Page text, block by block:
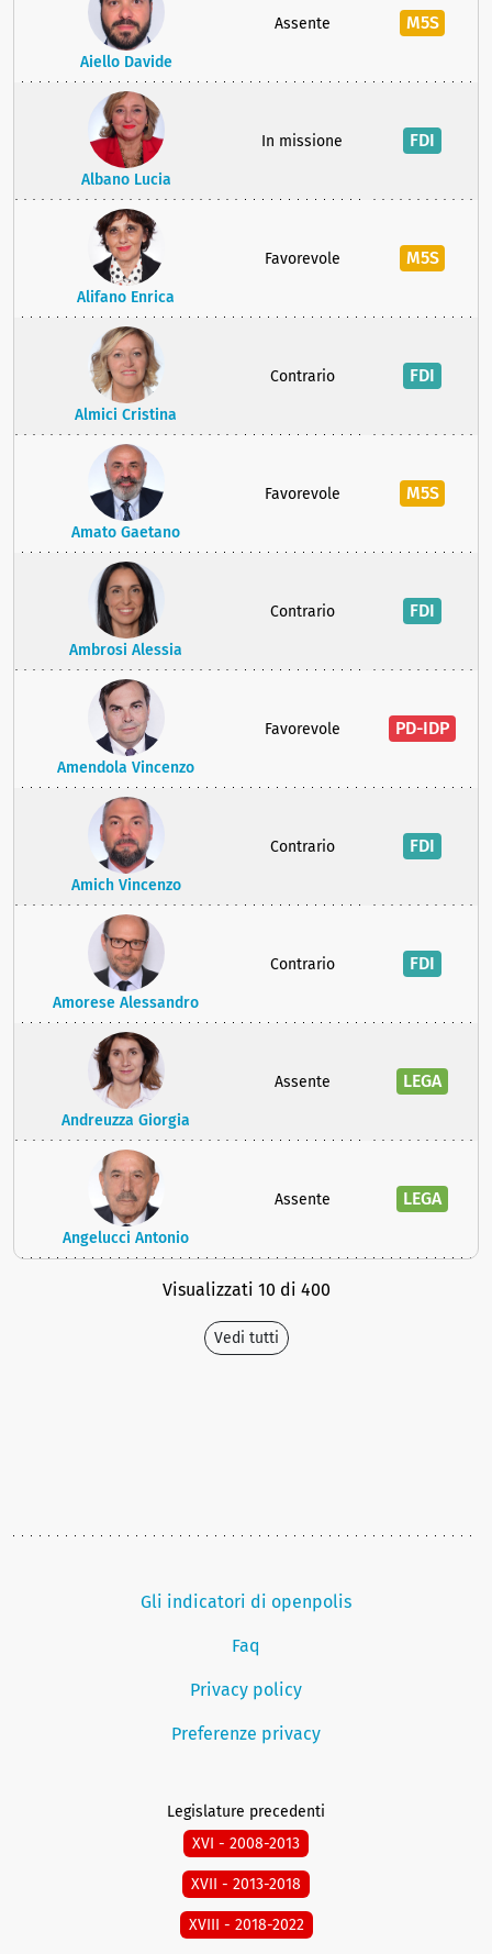
Aiello Davide
Assente M5S
Albano Lucia
In missione FDI
Alifano Enrica
Favorevole M5S
Almici Cristina
Contrario FDI
Amato Gaetano
Favorevole M5S
Ambrosi Alessia
Contrario FDI
Amendola Vincenzo
Favorevole PD-IDP
Amich Vincenzo
Contrario FDI
Amorese Alessandro
Contrario FDI
Andreuzza Giorgia
Assente LEGA
Angelucci Antonio
Assente LEGA
Visualizzati 10 di 400
Vedi tutti
Gli indicatori di openpolis
Faq
Privacy policy
Preferenze privacy
Legislature precedenti
XVI - 2008-2013
XVII - 2013-2018
XVIII - 2018-2022